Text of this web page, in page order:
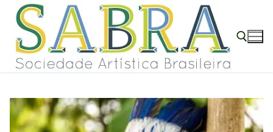
Pular
para
conteúdo